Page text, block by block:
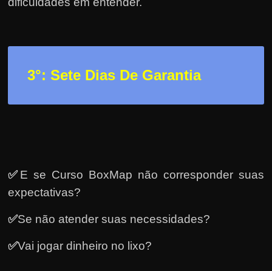
h
o
n
i
3°: Sete Dias De Garantia
✅E se Curso BoxMap não corresponder suas
expectativas?
✅Se não atender suas necessidades?
✅Vai jogar dinheiro no lixo?